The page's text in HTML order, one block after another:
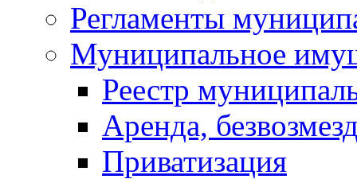
Регламенты
Муниципальное
Реестр
Аренда,
Приватизация